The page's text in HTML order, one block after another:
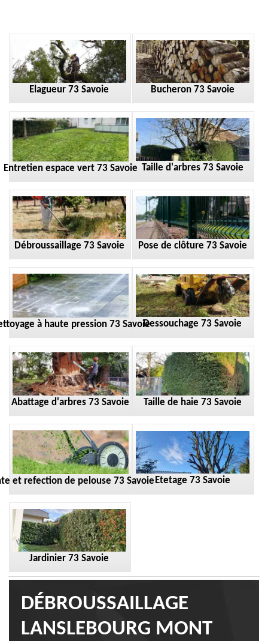
Elagueur 73 Savoie Bucheron 73 Savoie
Entretien espace vert 73 Savoie Taille d'arbres 73 Savoie
Débroussaillage 73 Savoie Pose de clôture 73 Savoie
à haute pression 73 SavoieDessouchage 73 Savoie
Abattage d'arbres 73 Savoie Taille de haie 73 Savoie
et refection de pelouse 73 Savoie Etetage 73 Savoie
Jardinier 73 Savoie
DÉBROUSSAILLAGE
LANSLEBOURG MONT